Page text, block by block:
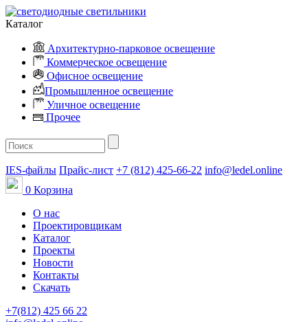
Каталог
Архитектурно-парковое освещение
Коммерческое освещение
Офисное освещение
Промышленное освещение
Уличное освещение
Прочее
IES-файлы Прайс-лист +7 (812) 425-66-22 info@ledel.online
0 Корзина
О нас
Проектировщикам
Каталог
Проекты
Новости
Контакты
Скачать
+7(812) 425 66 22